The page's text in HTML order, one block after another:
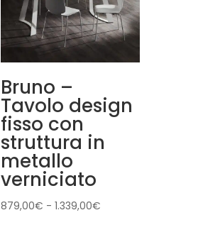
Bruno –
Tavolo design
fisso con
struttura in
metallo
verniciato
879,00€ - 1.339,00€